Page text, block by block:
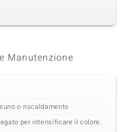
Manutenzione
o riscaldamento
per intensificare il colore.